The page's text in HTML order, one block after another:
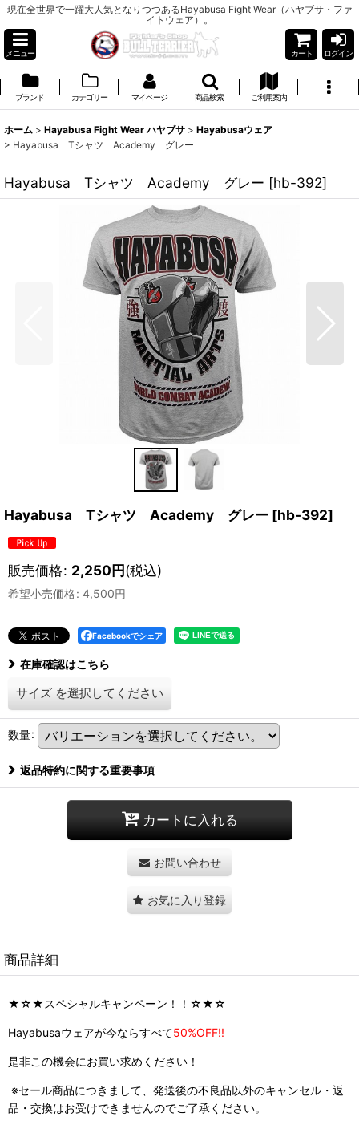
現在全世界で一躍大人気となりつつあるHayabusa Fight Wear（ハヤブサ・ファ
イトウェア）。
メニュー カート ログイン
ブランド カテゴリー マイページ 商品検索 ご利用案内
ホーム > Hayabusa Fight Wear ハヤブサ > Hayabusaウェア
> Hayabusa Tシャツ Academy グレー
Hayabusa Tシャツ Academy グレー [hb-392]
Hayabusa Tシャツ Academy グレー [hb-392]
販売価格: 2,250円(税込)
希望小売価格: 4,500円
Facebookでシェア
在庫確認はこちら
サイズ を選択してください
数量:
返品特約に関する重要事項
カートに入れる
お問い合わせ
お気に入り登録
商品詳細
★☆★スペシャルキャンペーン！！☆★☆
Hayabusaウェアが今ならすべて50%OFF!!
是非この機会にお買い求めください！
※セール商品につきまして、発送後の不良品以外のキャンセル・返
品・交換はお受けできませんのでご了承ください。